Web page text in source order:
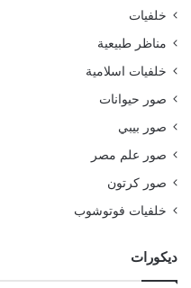
خلفيات
مناظر طبيعية
خلفيات اسلامية
صور حيوانات
صور بيبي
صور علم مصر
صور كرتون
خلفيات فوتوشوب
ديكورات